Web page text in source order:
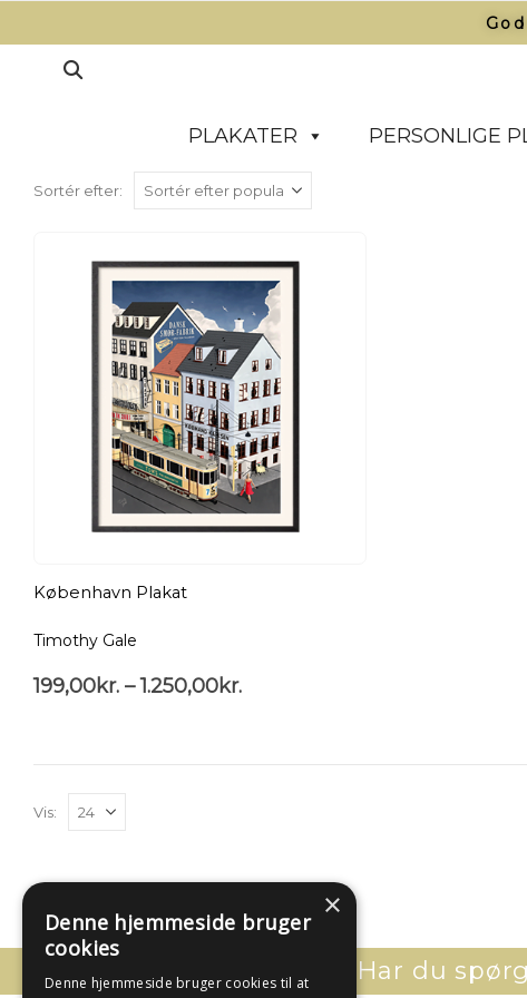
PLAKATER PERSONLIGE
Sortér efter:
København Plakat
Timothy Gale
199,00kr. – 1.250,00kr.
Vis:
Har du
×
Denne hjemmeside bruger
cookies
Denne hjemmeside bruger cookies til at